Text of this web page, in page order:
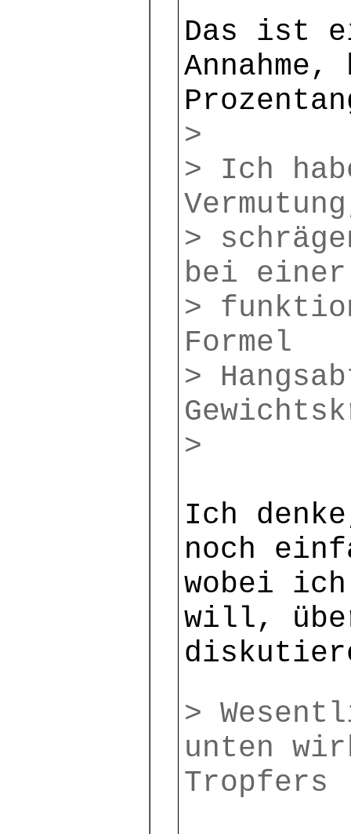
Das ist
>
> Ich
>
bei einer
>
Formel
>
>
Ich
noch
wobei
will,
>
unten
Tropfers